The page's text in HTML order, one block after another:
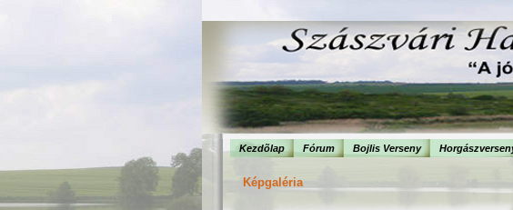
Kezdõlap Fórum Bojlis Verseny
Képgaléria